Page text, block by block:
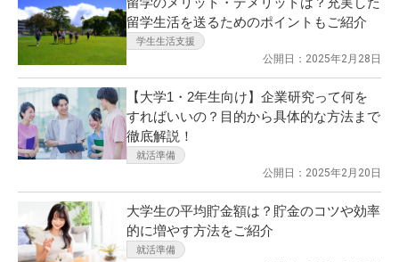
留学生活を送るためのポイントもご紹介
学生生活支援
公開日：2025年2月28日
【大学1・2年生向け】企業研究って何を
すればいいの？目的から具体的な方法まで
徹底解説！
就活準備
公開日：2025年2月20日
大学生の平均貯金額は？貯金のコツや効率
的に増やす方法をご紹介
就活準備